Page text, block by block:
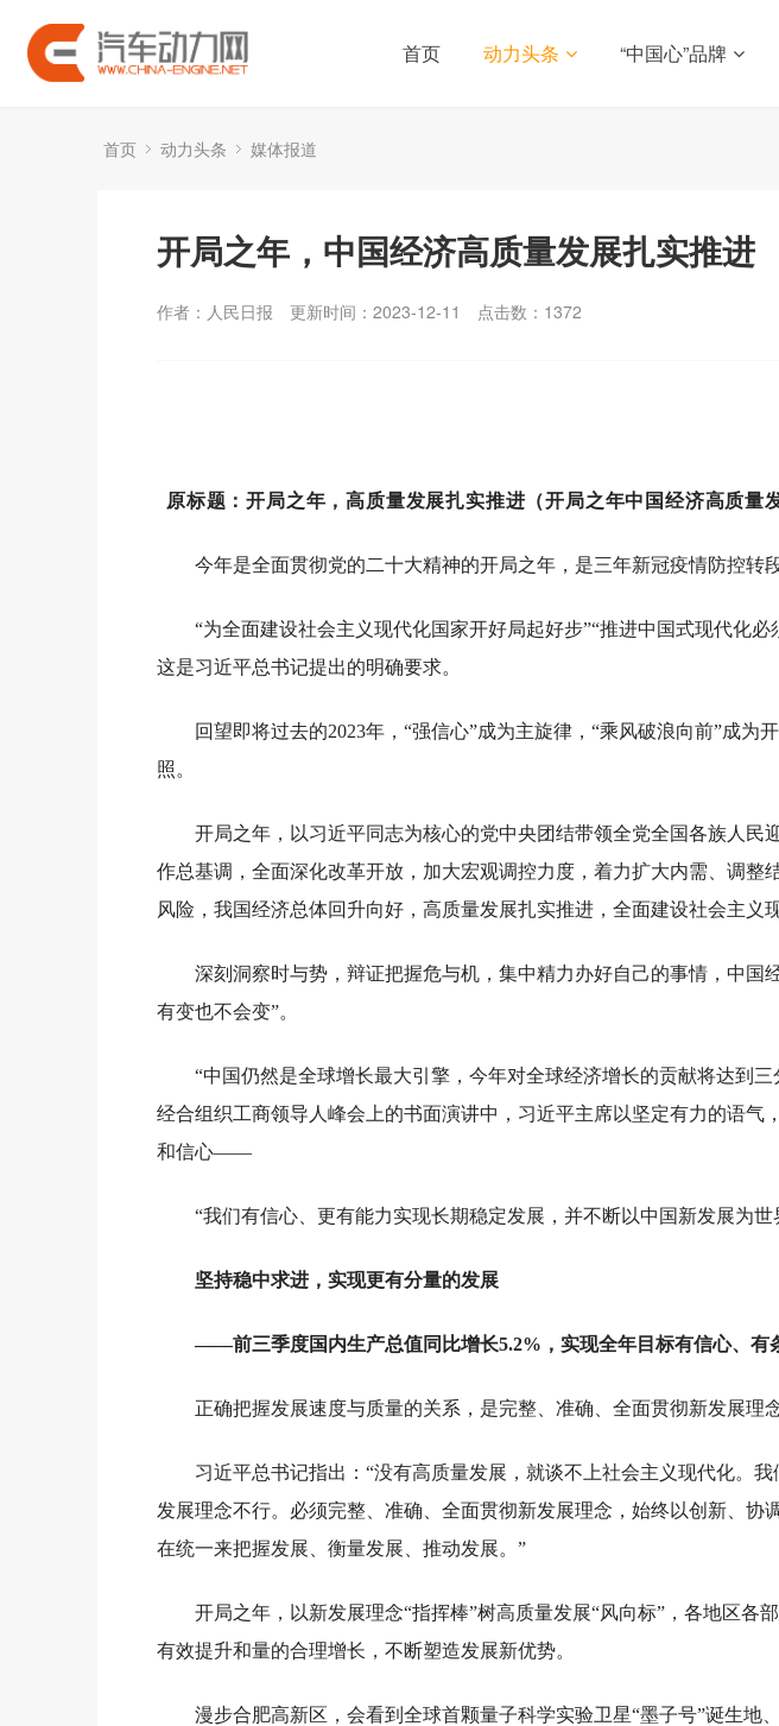
首页 动力头条 “中国心”品牌
首页 动力头条 媒体报道
开局之年，中国经济高质量发展扎实推进
作者：人民日报 更新时间：2023-12-11 点击数： 1372
原标题：开局之年，高质量发展扎实推进（开局之年中国经济高质量
今年是全面贯彻党的二十大精神的开局之年，是三年新冠疫情防控转
“为全面建设社会主义现代化国家开好局起好步”“推进中国式现代化必
这是习近平总书记提出的明确要求。
回望即将过去的2023年，“强信心”成为主旋律，“乘风破浪向前”成为
照。
开局之年，以习近平同志为核心的党中央团结带领全党全国各族人民
作总基调，全面深化改革开放，加大宏观调控力度，着力扩大内需、调整
风险，我国经济总体回升向好，高质量发展扎实推进，全面建设社会主义
深刻洞察时与势，辩证把握危与机，集中精力办好自己的事情，中国
有变也不会变”。
“中国仍然是全球增长最大引擎，今年对全球经济增长的贡献将达到
经合组织工商领导人峰会上的书面演讲中，习近平主席以坚定有力的语气
和信心——
“我们有信心、更有能力实现长期稳定发展，并不断以中国新发展为
坚持稳中求进，实现更有分量的发展
——前三季度国内生产总值同比增长5.2%，实现全年目标有信心、有
正确把握发展速度与质量的关系，是完整、准确、全面贯彻新发展理
习近平总书记指出：“没有高质量发展，就谈不上社会主义现代化。
发展理念不行。必须完整、准确、全面贯彻新发展理念，始终以创新、协
在统一来把握发展、衡量发展、推动发展。”
开局之年，以新发展理念“指挥棒”树高质量发展“风向标”，各地区各
有效提升和量的合理增长，不断塑造发展新优势。
漫步合肥高新区，会看到全球首颗量子科学实验卫星“墨子号”诞生地